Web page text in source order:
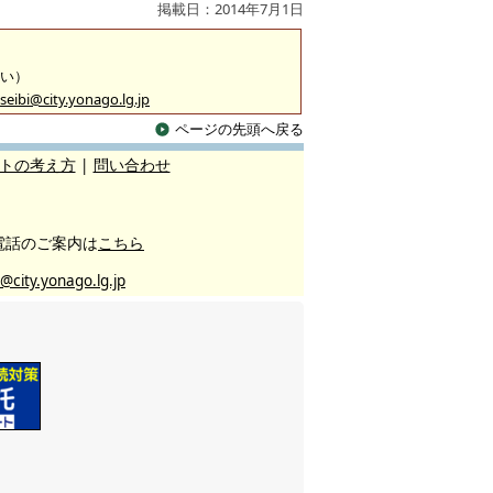
掲載日：2014年7月1日
）
seibi@city.yonago.lg.jp
ページの先頭へ戻る
の考え方 | 問い合わせ
のご案内はこちら